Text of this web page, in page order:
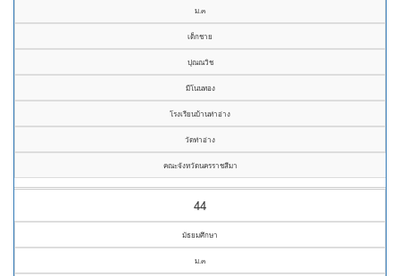
ม.๓
เด็กชาย
ปุณณวิช
มีโนนทอง
โรงเรียนบ้านท่าอ่าง
วัดท่าอ่าง
คณะจังหวัดนครราชสีมา
44
มัธยมศึกษา
ม.๓